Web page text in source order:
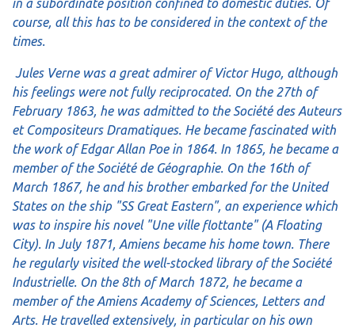
in a subordinate position confined to domestic duties. Of
course, all this has to be considered in the context of the
times.
Jules Verne was a great admirer of Victor Hugo, although
his feelings were not fully reciprocated. On the 27th of
February 1863, he was admitted to the Société des Auteurs
et Compositeurs Dramatiques. He became fascinated with
the work of Edgar Allan Poe in 1864. In 1865, he became a
member of the Société de Géographie. On the 16th of
March 1867, he and his brother embarked for the United
States on the ship "SS Great Eastern", an experience which
was to inspire his novel "Une ville flottante" (A Floating
City). In July 1871, Amiens became his home town. There
he regularly visited the well-stocked library of the Société
Industrielle. On the 8th of March 1872, he became a
member of the Amiens Academy of Sciences, Letters and
Arts. He travelled extensively, in particular on his own